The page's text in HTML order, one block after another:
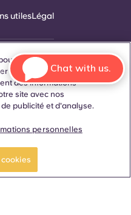
utilesLégal
French Portuguese
nous
améliorer votre
les performances et le
des informations
site avec nos
publicité et d'analyse.
personnelles
Chat with us.